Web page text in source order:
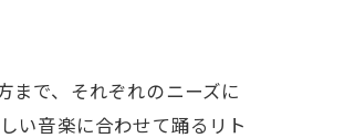
まで、それぞれのニーズに
い音楽に合わせて踊るリト